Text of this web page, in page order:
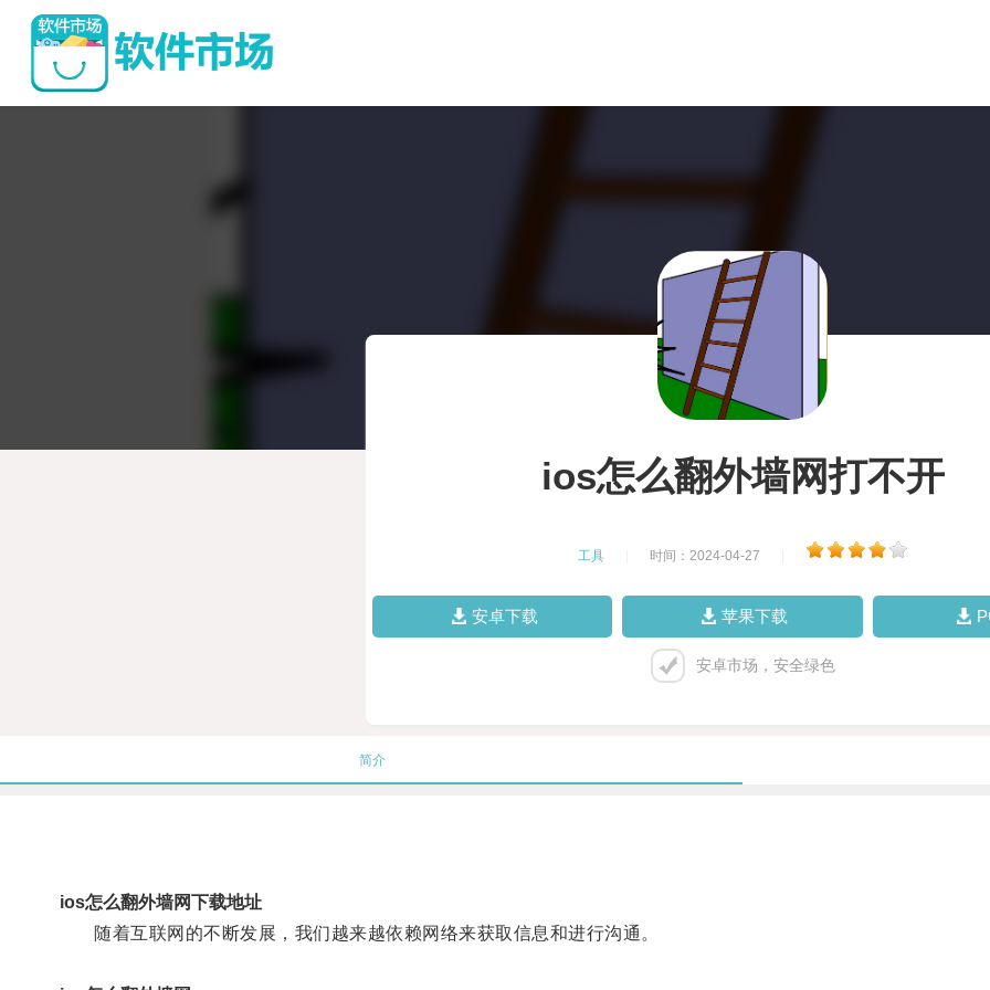
ios怎么翻外墙网打不开
工具 时间：2024-04-27
安卓下载 苹果下载
安卓市场，安全绿色
简介
ios怎么翻外墙网下载地址
随着互联网的不断发展，我们越来越依赖网络来获取信息和进行沟通。